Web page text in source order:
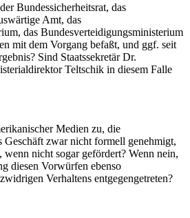
Bundessicherheitsrat, das
Amt, das
das Bundesverteidigungsministerium
mit dem Vorgang befaßt, und ggf. seit
Sind Staatssekretär Dr.
Teltschik in diesem Falle
Medien zu, die
Geschäft zwar nicht formell genehmigt,
wenn nicht sogar gefördert? Wenn nein,
diesen Vorwürfen ebenso
Verhaltens entgegengetreten?